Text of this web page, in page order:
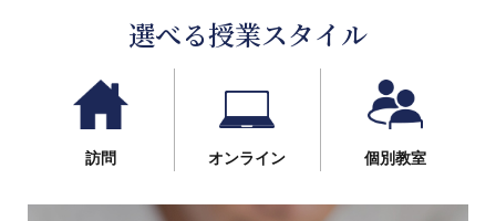
選べる授業スタイル
訪問 オンライン 個別教室